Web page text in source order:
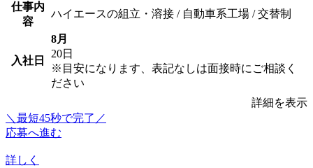
仕事内
容
ハイエースの組立・溶接 / 自動車系工場 / 交替制
入社日
8月
20日
※目安になります、表記なしは面接時にご相談く
ださい
詳細を表示
＼最短45秒で完了／
応募へ進む
詳しく